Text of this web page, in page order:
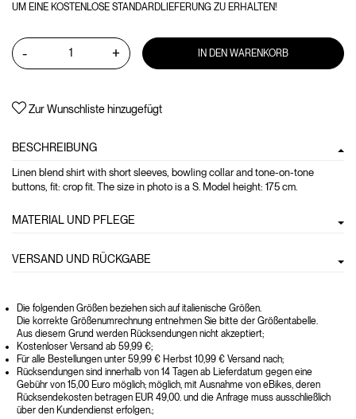
UM EINE KOSTENLOSE STANDARDLIEFERUNG ZU ERHALTEN!
- + IN DEN WARENKORB
Zur Wunschliste hinzugefügt
BESCHREIBUNG
Linen blend shirt with short sleeves, bowling collar and tone-on-tone
buttons, fit: crop fit. The size in photo is a S. Model height: 175 cm.
MATERIAL UND PFLEGE
VERSAND UND RÜCKGABE
Die folgenden Größen beziehen sich auf italienische Größen.
Die korrekte Größenumrechnung entnehmen Sie bitte der Größentabelle.
Aus diesem Grund werden Rücksendungen nicht akzeptiert;
Kostenloser Versand ab 59,99 €;
Für alle Bestellungen unter 59,99 € Herbst 10,99 € Versand nach;
Rücksendungen sind innerhalb von 14 Tagen ab Lieferdatum gegen eine
Gebühr von 15,00 Euro möglich; möglich, mit Ausnahme von eBikes, deren
Rücksendekosten betragen EUR 49,00. und die Anfrage muss ausschließlich
über den Kundendienst erfolgen.;